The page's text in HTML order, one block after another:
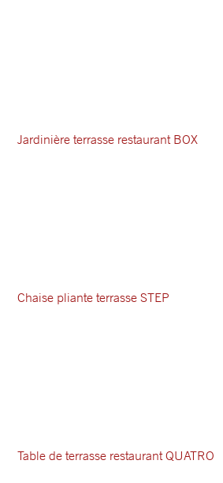
Jardinière terrasse restaurant BOX
Chaise pliante terrasse STEP
Table de terrasse restaurant QUATRO